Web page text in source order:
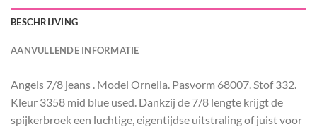
BESCHRIJVING
AANVULLENDE INFORMATIE
Angels 7/8 jeans . Model Ornella. Pasvorm 68007. Stof 332.
Kleur 3358 mid blue used. Dankzij de 7/8 lengte krijgt de
spijkerbroek een luchtige, eigentijdse uitstraling of juist voor